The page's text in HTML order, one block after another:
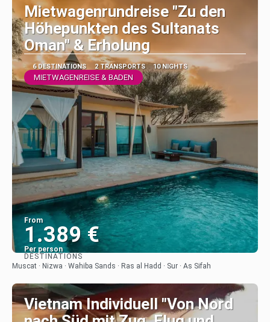
Mietwagenrundreise "Zu den
Höhepunkten des Sultanats
Oman" & Erholung
6 DESTINATIONS 2 TRANSPORTS 10 NIGHTS
MIETWAGENREISE & BADEN
From
1.389 €
Per person
See
DESTINATIONS
Muscat · Nizwa · Wahiba Sands · Ras al Hadd · Sur · As Sifah
Vietnam Individuell "Von Nord